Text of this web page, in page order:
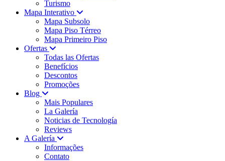
Turismo
Mapa Interativo
Mapa Subsolo
Mapa Piso Térreo
Mapa Primeiro Piso
Ofertas
Todas las Ofertas
Benefícios
Descontos
Promoções
Blog
Mais Populares
La Galería
Noticias de Tecnología
Reviews
A Galería
Informações
Contato